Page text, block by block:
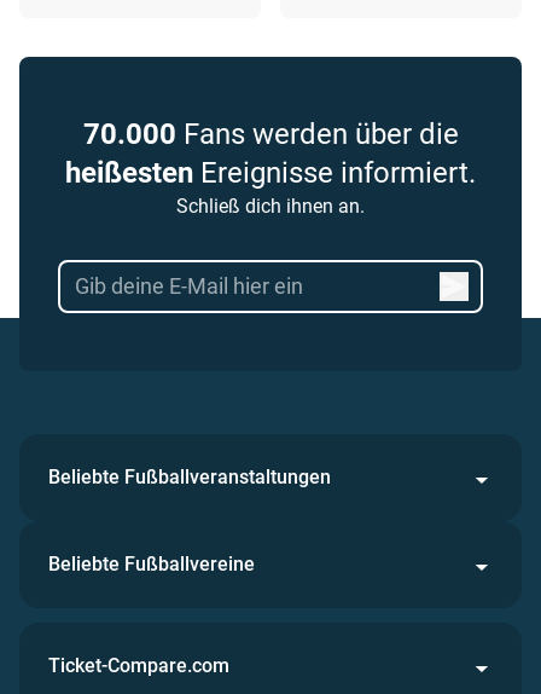
70.000 Fans werden über die
heißesten Ereignisse informiert.
Schließ dich ihnen an.
Beliebte Fußballveranstaltungen
Beliebte Fußballvereine
Ticket-Compare.com